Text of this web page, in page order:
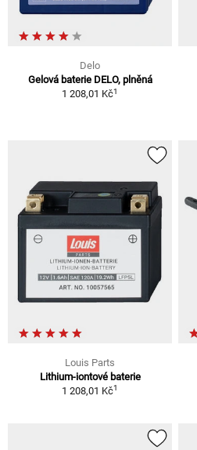
Delo
Gelová baterie DELO, plněná
1 208,01 Kč1
Louis Parts
Lithium-iontové baterie
1 208,01 Kč1